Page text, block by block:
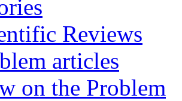
Reviews
articles
on the Problem